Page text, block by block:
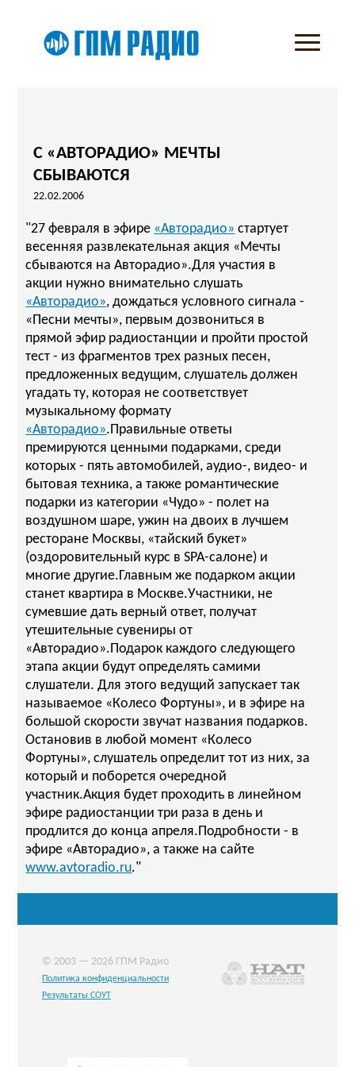
С «АВТОРАДИО» МЕЧТЫ
СБЫВАЮТСЯ
22.02.2006
"27 февраля в эфире «Авторадио» стартует
весенняя развлекательная акция «Мечты
сбываются на Авторадио».Для участия в
акции нужно внимательно слушать
«Авторадио», дождаться условного сигнала -
«Песни мечты», первым дозвониться в
прямой эфир радиостанции и пройти простой
тест - из фрагментов трех разных песен,
предложенных ведущим, слушатель должен
угадать ту, которая не соответствует
музыкальному формату
«Авторадио».Правильные ответы
премируются ценными подарками, среди
которых - пять автомобилей, аудио-, видео- и
бытовая техника, а также романтические
подарки из категории «Чудо» - полет на
воздушном шаре, ужин на двоих в лучшем
ресторане Москвы, «тайский букет»
(оздоровительный курс в SPA-салоне) и
многие другие.Главным же подарком акции
станет квартира в Москве.Участники, не
сумевшие дать верный ответ, получат
утешительные сувениры от
«Авторадио».Подарок каждого следующего
этапа акции будут определять самими
слушатели. Для этого ведущий запускает так
называемое «Колесо Фортуны», и в эфире на
большой скорости звучат названия подарков.
Остановив в любой момент «Колесо
Фортуны», слушатель определит тот из них, за
который и поборется очередной
участник.Акция будет проходить в линейном
эфире радиостанции три раза в день и
продлится до конца апреля.Подробности - в
эфире «Авторадио», а также на сайте
www.avtoradio.ru."
© 2003 — 2026 ГПМ Радио
Политика конфиденциальности
Результаты СОУТ